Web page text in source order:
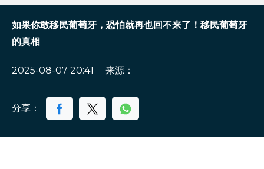
如果你敢移民葡萄牙，恐怕就再也回不来了！移民葡萄牙
的真相
2025-08-07 20:41 来源：
分享：